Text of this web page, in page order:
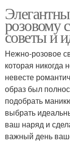
Маникюр под
платье
Маникюр с
дугами
розовому
советы и
Нежно-розовое
которая
невесте
образ был
подобрать
выбрать
ваш наряд и
важный день